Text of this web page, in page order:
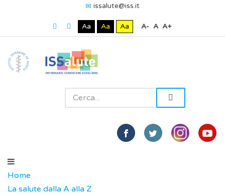
issalute@iss.it
Aa Aa Aa A- A A+
Home
La salute dalla A alla Z